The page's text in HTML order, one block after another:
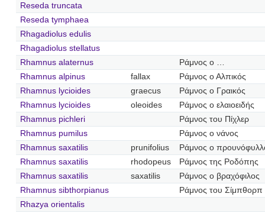
Reseda truncata
Reseda tymphaea
Rhagadiolus edulis
Rhagadiolus stellatus
Rhamnus alaternus
Ράμνος ο …
Rhamnus alpinus
fallax
Ράμνος ο Αλπικός
Rhamnus lycioides
graecus
Ράμνος ο Γραικός
Rhamnus lycioides
oleoides
Ράμνος ο ελαιοειδής
Rhamnus pichleri
Ράμνος του Πίχλερ
Rhamnus pumilus
Ράμνος ο νάνος
Rhamnus saxatilis
prunifolius
Ράμνος ο
Rhamnus saxatilis
rhodopeus
Ράμνος της Ροδόπης
Rhamnus saxatilis
saxatilis
Ράμνος ο βραχόφιλος
Rhamnus sibthorpianus
Ράμνος του Σίμπθορπ
Rhazya orientalis